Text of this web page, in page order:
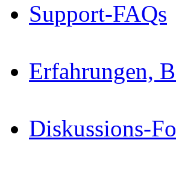
Support-FAQs
Erfahrungen,
Diskussions-